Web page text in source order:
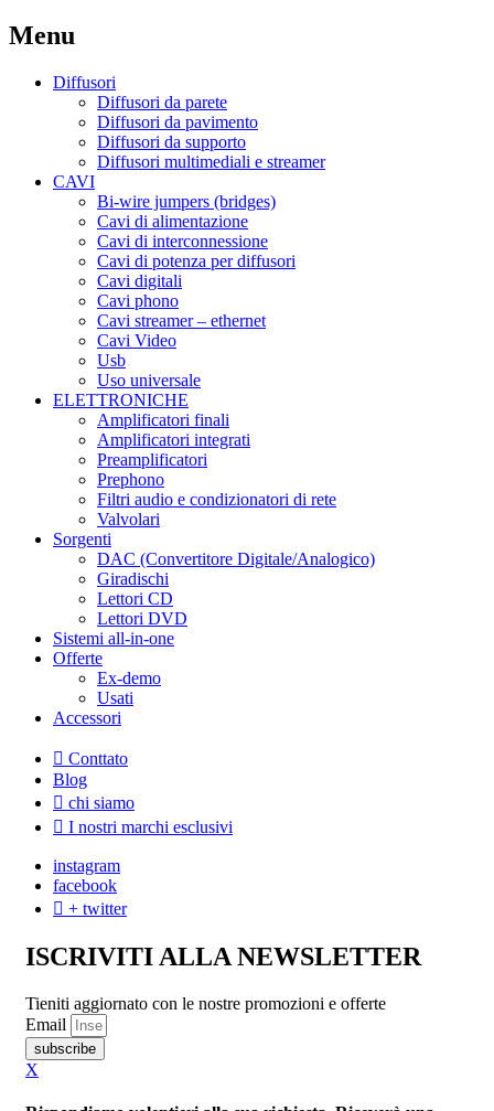
Menu
Diffusori
Diffusori da parete
Diffusori da pavimento
Diffusori da supporto
Diffusori multimediali e streamer
CAVI
Bi-wire jumpers (bridges)
Cavi di alimentazione
Cavi di interconnessione
Cavi di potenza per diffusori
Cavi digitali
Cavi phono
Cavi streamer – ethernet
Cavi Video
Usb
Uso universale
ELETTRONICHE
Amplificatori finali
Amplificatori integrati
Preamplificatori
Prephono
Filtri audio e condizionatori di rete
Valvolari
Sorgenti
DAC (Convertitore Digitale/Analogico)
Giradischi
Lettori CD
Lettori DVD
Sistemi all-in-one
Offerte
Ex-demo
Usati
Accessori
Conttato
Blog
chi siamo
I nostri marchi esclusivi
instagram
facebook
+ twitter
ISCRIVITI ALLA NEWSLETTER
Tieniti aggiornato con le nostre promozioni e offerte
Email
subscribe
X